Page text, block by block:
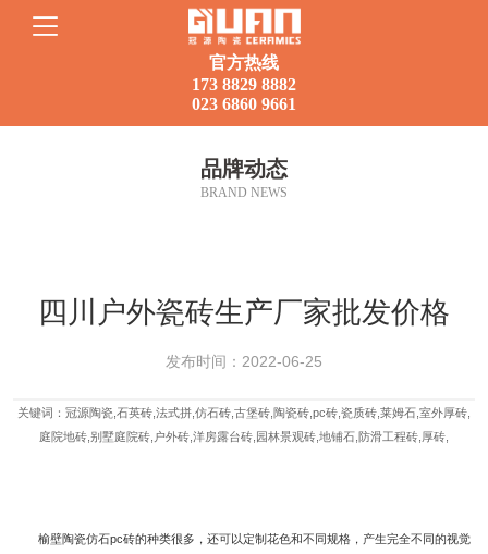
官方热线
173 8829 8882
023 6860 9661
首页
品牌动态
BRAND NEWS
四川户外瓷砖生产厂家批发价格
发布时间：2022-06-25
关键词：冠源陶瓷,石英砖,法式拼,仿石砖,古堡砖,陶瓷砖,pc砖,瓷质砖,莱姆石,室外厚砖,
庭院地砖,别墅庭院砖,户外砖,洋房露台砖,园林景观砖,地铺石,防滑工程砖,厚砖,
榆壁陶瓷仿石pc砖的种类很多，还可以定制花色和不同规格，产生完全不同的视觉